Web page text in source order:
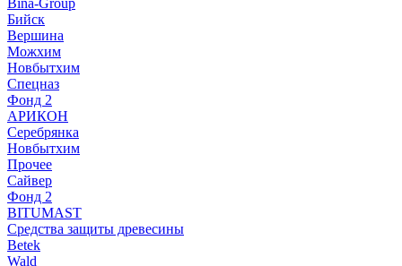
Bina-Group
Бийск
Вершина
Можхим
Новбытхим
Спецназ
Фонд 2
АРИКОН
Серебрянка
Новбытхим
Прочее
Сайвер
Фонд 2
BITUMAST
Средства защиты древесины
Betek
Wald